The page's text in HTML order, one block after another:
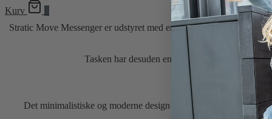
Kurv
Stratic Move Messenger er udstyret med en praktisk trolley-strop
Tasken har desuden en integreret Air-Tech
Det minimalistiske og moderne design gør Move Messenger til